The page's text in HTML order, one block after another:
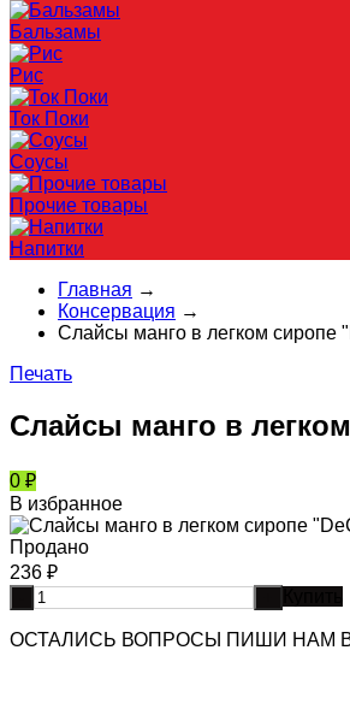
Бальзамы
Рис
Ток Поки
Соусы
Прочие товары
Напитки
Главная →
Консервация →
Слайсы манго в легком сиропе
Печать
Слайсы манго в
0 ₽
В избранное
Продано
236 ₽
ОСТАЛИСЬ ВОПРОСЫ ПИШИ НАМ